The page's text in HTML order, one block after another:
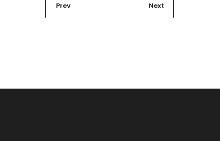
Prev Next